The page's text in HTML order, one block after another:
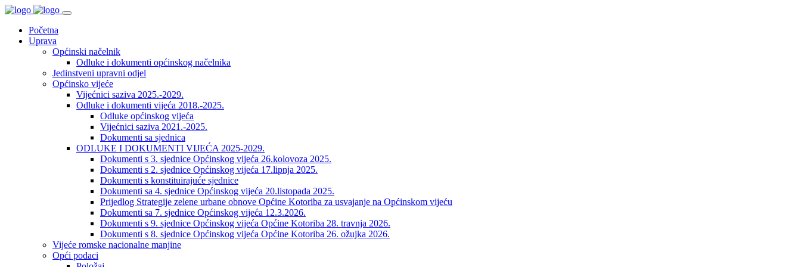
Početna
Uprava
Općinski načelnik
Odluke i dokumenti općinskog načelnika
Jedinstveni upravni odjel
Općinsko vijeće
Vijećnici saziva 2025.-2029.
Odluke i dokumenti vijeća 2018.-2025.
Odluke općinskog vijeća
Vijećnici saziva 2021.-2025.
Dokumenti sa sjednica
ODLUKE I DOKUMENTI VIJEĆA 2025-2029.
Dokumenti s 3. sjednice Općinskog vijeća 26.kolovoza 2025.
Dokumenti s 2. sjednice Općinskog vijeća 17.lipnja 2025.
Dokumenti s konstituirajuće sjednice
Dokumenti sa 4. sjednice Općinskog vijeća 20.listopada 2025.
Prijedlog Strategije zelene urbane obnove Općine Kotoriba za usvajanje na Općinskom vijeću
Dokumenti sa 7. sjednice Općinskog vijeća 12.3.2026.
Dokumenti s 9. sjednice Općinskog vijeća Općine Kotoriba 28. travnja 2026.
Dokumenti s 8. sjednice Općinskog vijeća Općine Kotoriba 26. ožujka 2026.
Vijeće romske nacionalne manjine
Opći podaci